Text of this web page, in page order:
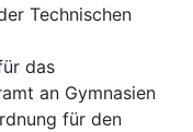
Technischen
das
an Gymnasien
für den